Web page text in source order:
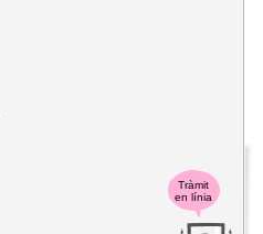
Tràmit
en línia